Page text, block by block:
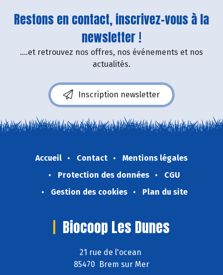
Restons en contact, inscrivez-vous à la
newsletter !
....et retrouvez nos offres, nos événements et nos
actualités.
Inscription newsletter
Accueil Contact
Mentions légales
Protection des données
CGU
Gestion des cookies
Plan du site
Biocoop Les Dunes
21 rue de l'ocean
85470 Brem sur Mer